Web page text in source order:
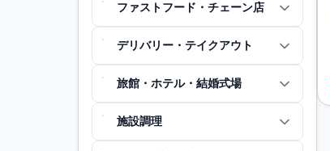
ファストフード・チェーン店
デリバリー・テイクアウト
旅館・ホテル・結婚式場
施設調理